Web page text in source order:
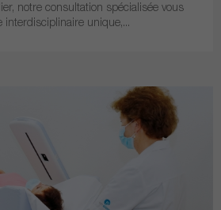
notre consultation spécialisée vous
interdisciplinaire unique,...